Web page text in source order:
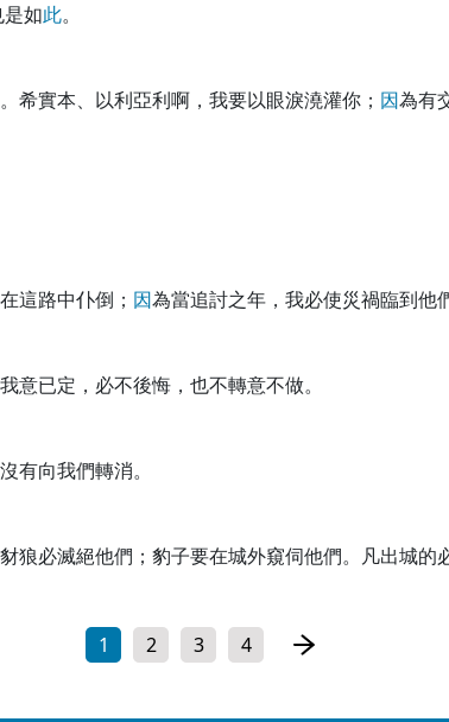
如此。
希實本、以利亞利啊，我要以眼淚澆灌你； 因為有
這路中仆倒； 因為當追討之年，我必使災禍臨到他
意已定，必不後悔，也不轉意不做。
有向我們轉消。
狼必滅絕他們；豹子要在城外窺伺他們。凡出城的
1 2 3 4